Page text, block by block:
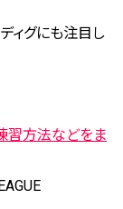
ィグにも注目し
習方法などをま